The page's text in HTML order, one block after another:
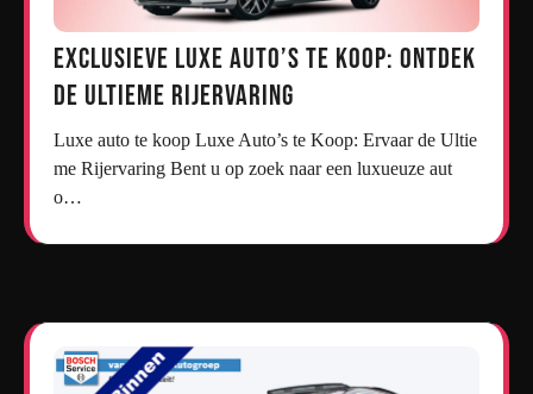
Exclusieve Luxe Auto’s te Koop: Ontdek
de Ultieme Rijervaring
Luxe auto te koop Luxe Auto’s te Koop: Ervaar de Ultie
me Rijervaring Bent u op zoek naar een luxueuze aut
o…